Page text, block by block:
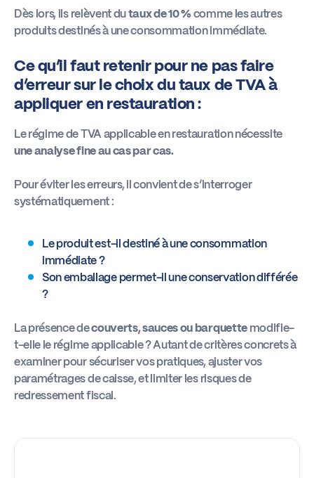
Dès lors, ils relèvent dutaux de 10 %comme les autres
produits destinés à une consommation immédiate.
Ce qu’il faut retenir pour ne pas faire
d’erreur sur le choix du taux de TVA à
appliquer en restauration :
Le régime de TVA applicable en restauration nécessite
une analyse fine au cas par cas.
Pour éviter les erreurs, il convient de s’interroger
systématiquement :
Le produit est-il destiné à une consommation
immédiate ?
Son emballage permet-il une conservation différée
?
La présence decouverts, sauces ou barquettemodifie-
t-elle le régime applicable ? Autant de critères concrets à
examiner pour sécuriser vos pratiques, ajuster vos
paramétrages de caisse, et limiter les risques de
redressement fiscal.